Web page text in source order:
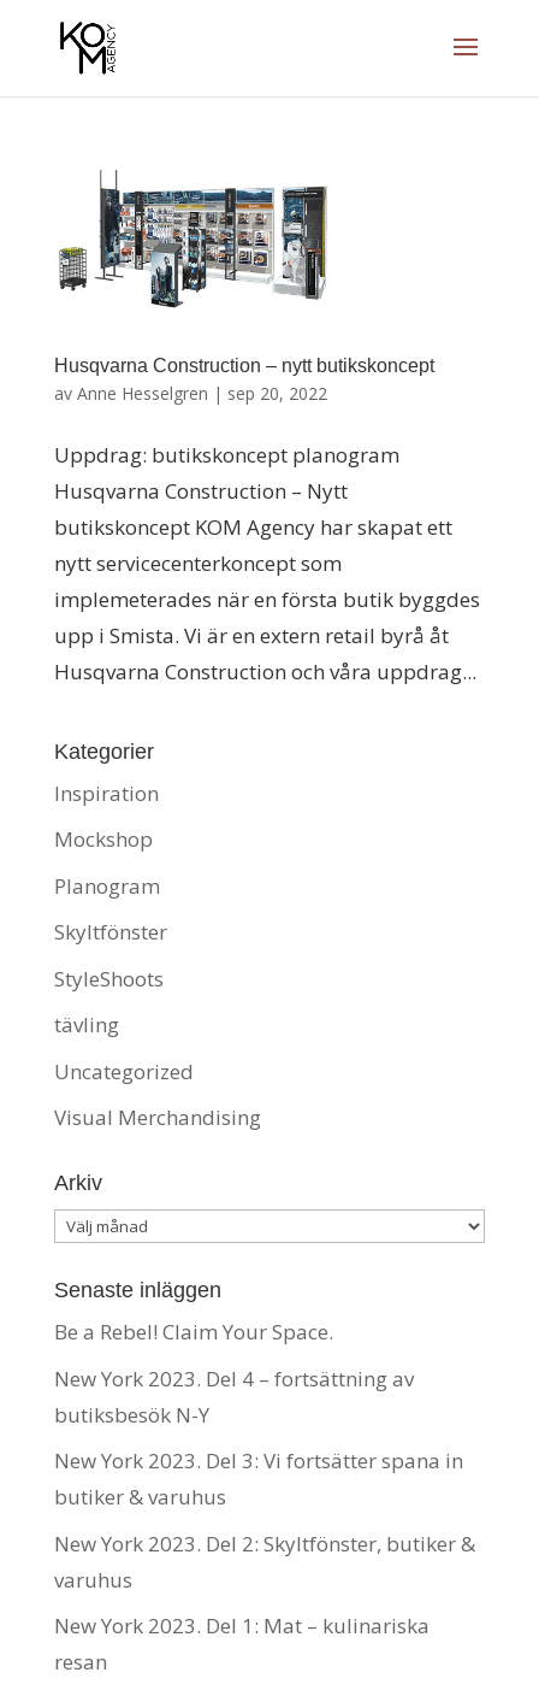
Husqvarna Construction – nytt butikskoncept
av Anne Hesselgren | sep 20, 2022
Uppdrag: butikskoncept planogram
Husqvarna Construction – Nytt
butikskoncept KOM Agency har skapat ett
nytt servicecenterkoncept som
implemeterades när en första butik byggdes
upp i Smista. Vi är en extern retail byrå åt
Husqvarna Construction och våra uppdrag...
Kategorier
Inspiration
Mockshop
Planogram
Skyltfönster
StyleShoots
tävling
Uncategorized
Visual Merchandising
Arkiv
Arkiv
Senaste inläggen
Be a Rebel! Claim Your Space.
New York 2023. Del 4 – fortsättning av
butiksbesök N-Y
New York 2023. Del 3: Vi fortsätter spana in
butiker & varuhus
New York 2023. Del 2: Skyltfönster, butiker &
varuhus
New York 2023. Del 1: Mat – kulinariska
resan